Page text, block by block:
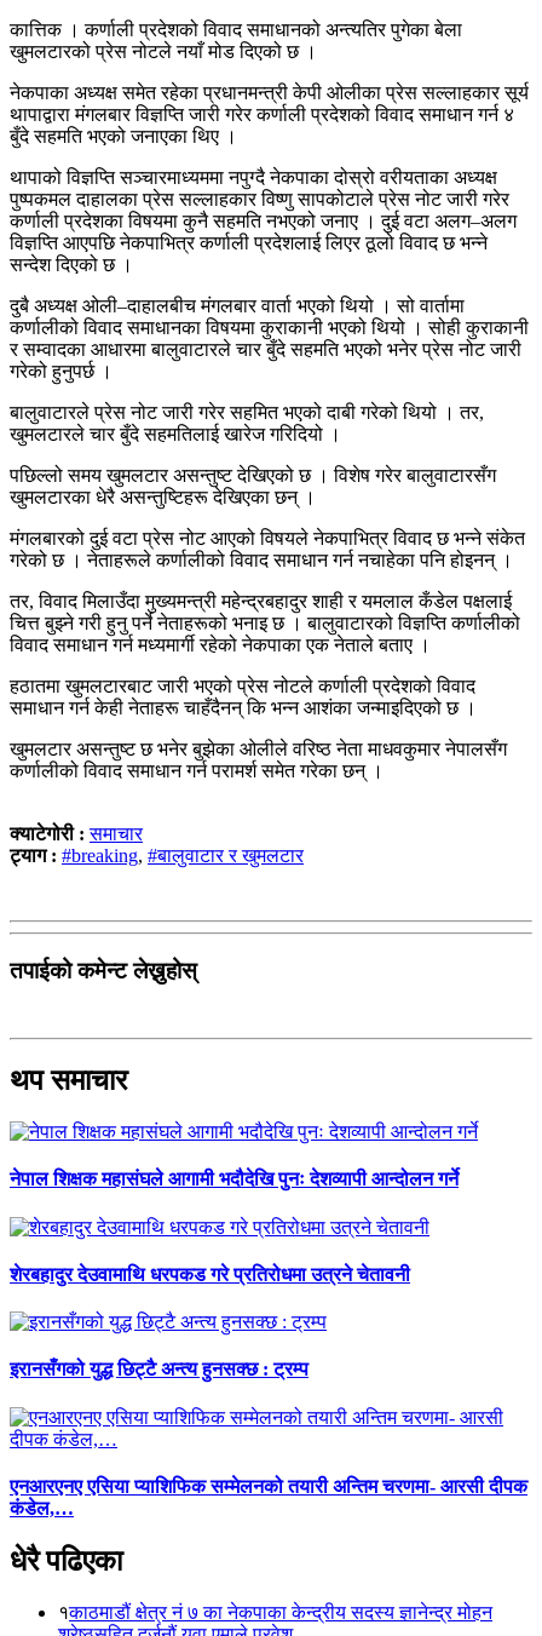
कात्तिक । कर्णाली प्रदेशको विवाद समाधानको अन्त्यतिर पुगेका बेला
खुमलटारको प्रेस नोटले नयाँ मोड दिएको छ ।
नेकपाका अध्यक्ष समेत रहेका प्रधानमन्त्री केपी ओलीका प्रेस सल्लाहकार सूर्य
थापाद्वारा मंगलबार विज्ञप्ति जारी गरेर कर्णाली प्रदेशको विवाद समाधान गर्न ४
बुँदे सहमति भएको जनाएका थिए ।
थापाको विज्ञप्ति सञ्चारमाध्यममा नपुग्दै नेकपाका दोस्रो वरीयताका अध्यक्ष
पुष्पकमल दाहालका प्रेस सल्लाहकार विष्णु सापकोटाले प्रेस नोट जारी गरेर
कर्णाली प्रदेशका विषयमा कुनै सहमति नभएको जनाए । दुई वटा अलग–अलग
विज्ञप्ति आएपछि नेकपाभित्र कर्णाली प्रदेशलाई लिएर ठूलो विवाद छ भन्ने
सन्देश दिएको छ ।
दुबै अध्यक्ष ओली–दाहालबीच मंगलबार वार्ता भएको थियो । सो वार्तामा
कर्णालीको विवाद समाधानका विषयमा कुराकानी भएको थियो । सोही कुराकानी
र सम्वादका आधारमा बालुवाटारले चार बुँदे सहमति भएको भनेर प्रेस नोट जारी
गरेको हुनुपर्छ ।
बालुवाटारले प्रेस नोट जारी गरेर सहमित भएको दाबी गरेको थियो । तर,
खुमलटारले चार बुँदे सहमतिलाई खारेज गरिदियो ।
पछिल्लो समय खुमलटार असन्तुष्ट देखिएको छ । विशेष गरेर बालुवाटारसँग
खुमलटारका धेरै असन्तुष्टिहरू देखिएका छन् ।
मंगलबारको दुई वटा प्रेस नोट आएको विषयले नेकपाभित्र विवाद छ भन्ने संकेत
गरेको छ । नेताहरूले कर्णालीको विवाद समाधान गर्न नचाहेका पनि होइनन् ।
तर, विवाद मिलाउँदा मुख्यमन्त्री महेन्द्रबहादुर शाही र यमलाल कँडेल पक्षलाई
चित्त बुझ्ने गरी हुनु पर्ने नेताहरूको भनाइ छ । बालुवाटारको विज्ञप्ति कर्णालीको
विवाद समाधान गर्न मध्यमार्गी रहेको नेकपाका एक नेताले बताए ।
हठातमा खुमलटारबाट जारी भएको प्रेस नोटले कर्णाली प्रदेशको विवाद
समाधान गर्न केही नेताहरू चाहँदैनन् कि भन्न आशंका जन्माइदिएको छ ।
खुमलटार असन्तुष्ट छ भनेर बुझेका ओलीले वरिष्ठ नेता माधवकुमार नेपालसँग
कर्णालीको विवाद समाधान गर्न परामर्श समेत गरेका छन् ।
क्याटेगोरी :समाचार
ट्याग : #breaking, #बालुवाटार र खुमलटार
तपाईको कमेन्ट लेख्नुहोस्
थप समाचार
नेपाल शिक्षक महासंघले आगामी भदौदेखि पुनः देशव्यापी आन्दोलन गर्ने
शेरबहादुर देउवामाथि धरपकड गरे प्रतिरोधमा उत्रने चेतावनी
इरानसँगको युद्ध छिट्टै अन्त्य हुनसक्छ : ट्रम्प
एनआरएनए एसिया प्याशिफिक सम्मेलनको तयारी अन्तिम चरणमा- आरसी दीपक
कंडेल,…
धेरै पढिएका
१काठमाडौं क्षेत्र नं ७ का नेकपाका केन्द्रीय सदस्य ज्ञानेन्द्र मोहन